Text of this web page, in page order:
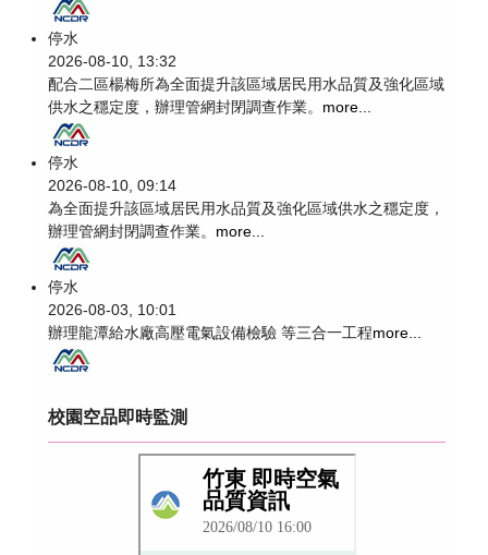
停水
2026-08-10, 13:32
配合二區楊梅所為全面提升該區域居民用水品質及強化區域
供水之穩定度，辦理管網封閉調查作業。 more...
停水
2026-08-10, 09:14
為全面提升該區域居民用水品質及強化區域供水之穩定度，
辦理管網封閉調查作業。 more...
停水
2026-08-03, 10:01
辦理龍潭給水廠高壓電氣設備檢驗 等三合一工程more...
校園空品即時監測